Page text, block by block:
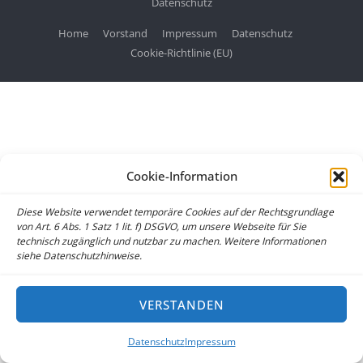
Cookie-Information
Diese Website verwendet temporäre Cookies auf der Rechtsgrundlage
von Art. 6 Abs. 1 Satz 1 lit. f) DSGVO, um unsere Webseite für Sie
technisch zugänglich und nutzbar zu machen. Weitere Informationen
siehe Datenschutzhinweise.
VERSTANDEN
DatenschutzImpressum
Home Vorstand Impressum
Datenschutz
Cookie-Richtlinie (EU)